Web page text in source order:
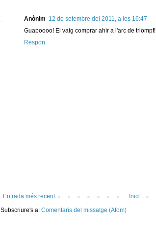
Anònim 12 de setembre del 2011, a les 16:47
Guapoooo! El vaig comprar ahir a l'arc de triompf!
Respon
Entrada més recent
Inici
Subscriure's a: Comentaris del missatge (Atom)